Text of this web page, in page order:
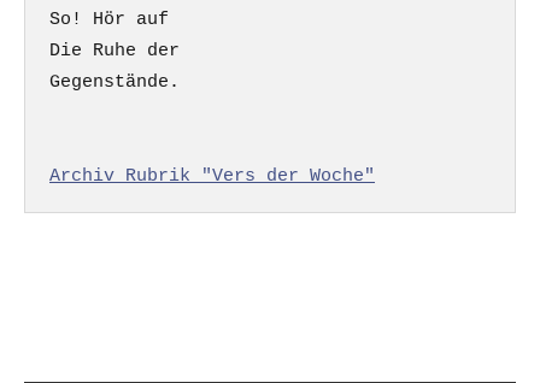
So! Hör auf
Die Ruhe der
Gegenstände.
Archiv Rubrik "Vers der Woche"